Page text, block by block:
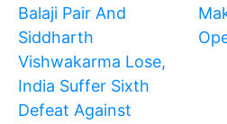
Balaji Pair And
Siddharth
Vishwakarma Lose,
India Suffer Sixth
Defeat Against